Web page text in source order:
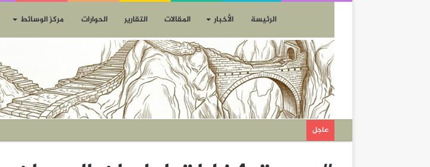
الرئيسة الأخبار المقالات التقارير الحوارات مركز الوسائط
عاجل